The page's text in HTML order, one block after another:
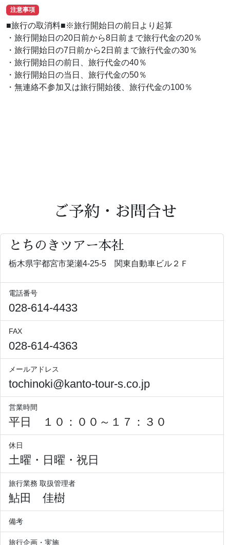
注意事項
■旅行の取消料■※旅行開始日の前日より起算
・旅行開始日の20日前から8日前まで旅行代金の20％
・旅行開始日の7日前から2日前まで旅行代金の30％
・旅行開始日の前日、旅行代金の40％
・旅行開始日の当日、旅行代金の50％
・無連絡不参加又は旅行開始後、旅行代金の100％
ご予約・お問合せ
とちのきツアー本社
栃木県宇都宮市簗瀬4-25-5 関東自動車ビル２Ｆ
電話番号
028-614-4433
FAX
028-614-4363
メールアドレス
tochinoki@kanto-tour-s.co.jp
営業時間
平日 １０：００～１７：３０
休日
土曜・日曜・祝日
旅行業務 取扱管理者
鮎田 佳樹
備考
旅行企画・実施